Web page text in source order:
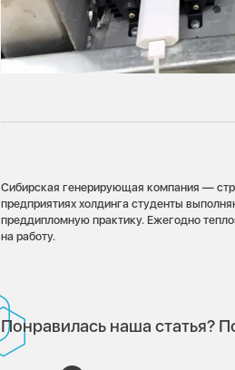
Сибирская генерирующая компания —
предприятиях холдинга студенты
преддипломную практику. Ежегодно
на работу.
Понравилась наша статья?